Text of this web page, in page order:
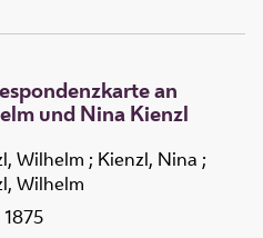
an
und Nina Kienzl
Wilhelm ; Kienzl, Nina ;
Wilhelm